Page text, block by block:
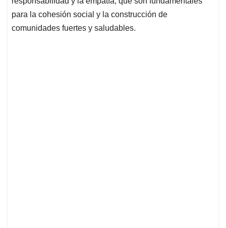
para la cohesión social y la construcción de
comunidades fuertes y saludables.